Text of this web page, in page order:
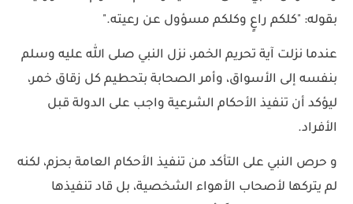
بقوله: "كلكم راعٍ وكلكم مسؤول عن رعيته."
عندما نزلت آية تحريم الخمر، نزل النبي صلى الله عليه وسلم
بنفسه إلى الأسواق، وأمر الصحابة بتحطيم كل زقاق خمر،
ليؤكد أن تنفيذ الأحكام الشرعية واجب على الدولة قبل
الأفراد.
و حرص النبي على التأكد من تنفيذ الأحكام العامة بحزم، لكنه
لم يتركها لأصحاب الأهواء الشخصية، بل قاد تنفيذها